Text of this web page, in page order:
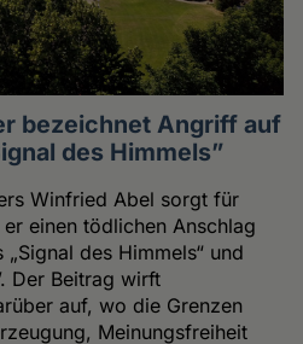
bezeichnet Angriff auf
des Himmels”
Winfried Abel sorgt für
einen tödlichen Anschlag
des Himmels“ und
Der Beitrag wirft
auf, wo die Grenzen
Meinungsfreiheit